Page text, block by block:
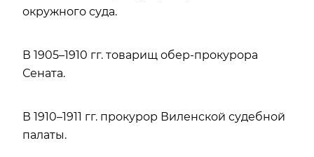
окружного суда.
В 1905–1910 гг. товарищ обер-прокурора
Сената.
В 1910–1911 гг. прокурор Виленской судебной
палаты.